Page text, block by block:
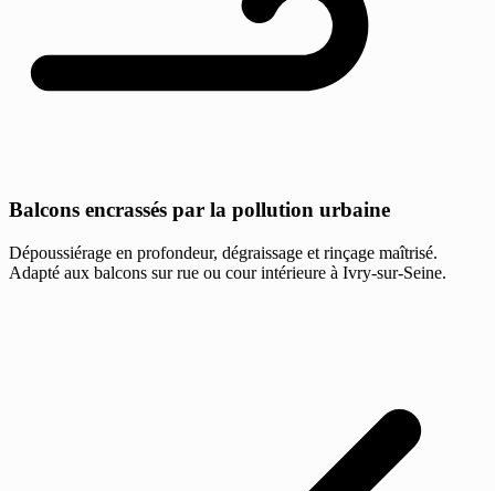
Balcons encrassés par la pollution urbaine
Dépoussiérage en profondeur, dégraissage et rinçage maîtrisé.
Adapté aux balcons sur rue ou cour intérieure à Ivry-sur-Seine.